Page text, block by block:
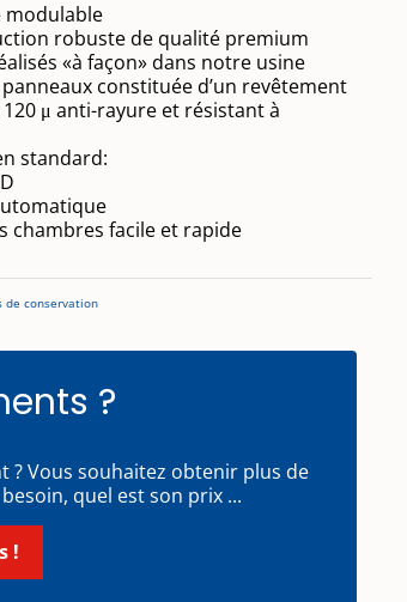
modulable
robuste de qualité premium
«à façon» dans notre usine
constituée d’un revêtement
120 μ anti-rayure et résistant à
standard:
chambres facile et rapide
de conservation
?
Vous souhaitez obtenir plus de
quel est son prix ...
!